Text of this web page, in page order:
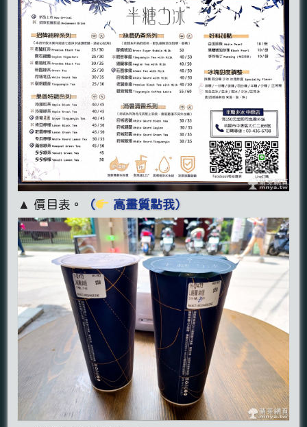
▲ 價目表。 （ 高畫質點我）